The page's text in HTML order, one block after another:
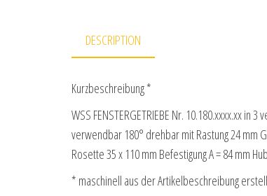
DESCRIPTION
Kurzbeschreibung *
WSS FENSTERGETRIEBE Nr. 10.180.xxxx.xx
verwendbar 180° drehbar mit Rastung 24 mm
Rosette 35 x 110 mm Befestigung A = 84 mm
* maschinell aus der Artikelbeschreibung